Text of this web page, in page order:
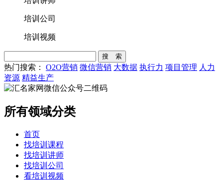
培训公司
培训视频
搜 索
热门搜索： O2O营销 微信营销 大数据 执行力 项目管理 人力
资源 精益生产
所有领域分类
首页
找培训课程
找培训讲师
找培训公司
看培训视频